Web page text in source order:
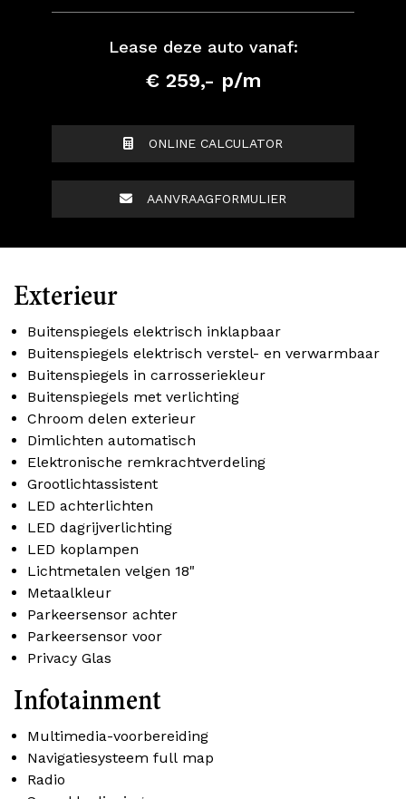
Lease deze auto vanaf:
€ 259,- p/m
ONLINE CALCULATOR
AANVRAAGFORMULIER
Exterieur
Buitenspiegels elektrisch inklapbaar
Buitenspiegels elektrisch verstel- en verwarmbaar
Buitenspiegels in carrosseriekleur
Buitenspiegels met verlichting
Chroom delen exterieur
Dimlichten automatisch
Elektronische remkrachtverdeling
Grootlichtassistent
LED achterlichten
LED dagrijverlichting
LED koplampen
Lichtmetalen velgen 18"
Metaalkleur
Parkeersensor achter
Parkeersensor voor
Privacy Glas
Infotainment
Multimedia-voorbereiding
Navigatiesysteem full map
Radio